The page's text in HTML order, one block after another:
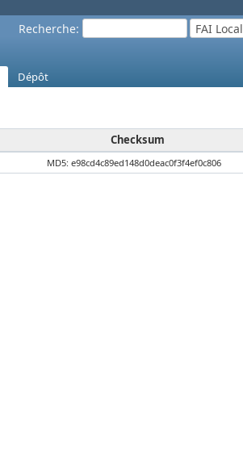
Recherche: FAI Local
Dépôt
Checksum
MD5: e98cd4c89ed148d0deac0f3f4ef0c806